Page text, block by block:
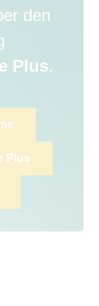
den
Plus.
Plus